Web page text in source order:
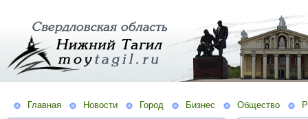
Главная Новости Город Бизнес Общество